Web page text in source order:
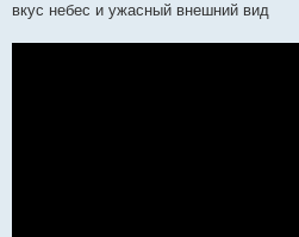
л
н
вкус небес и ужасный внешний вид